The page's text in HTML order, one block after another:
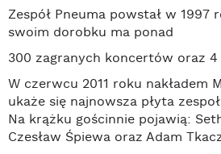
Zespół Pneuma powstał w 1997
swoim dorobku ma ponad
300 zagranych koncertów oraz 4
W czerwcu 2011 roku nakładem
ukaże się najnowsza płyta
Na krążku gościnnie pojawią:
Czesław Śpiewa oraz Adam